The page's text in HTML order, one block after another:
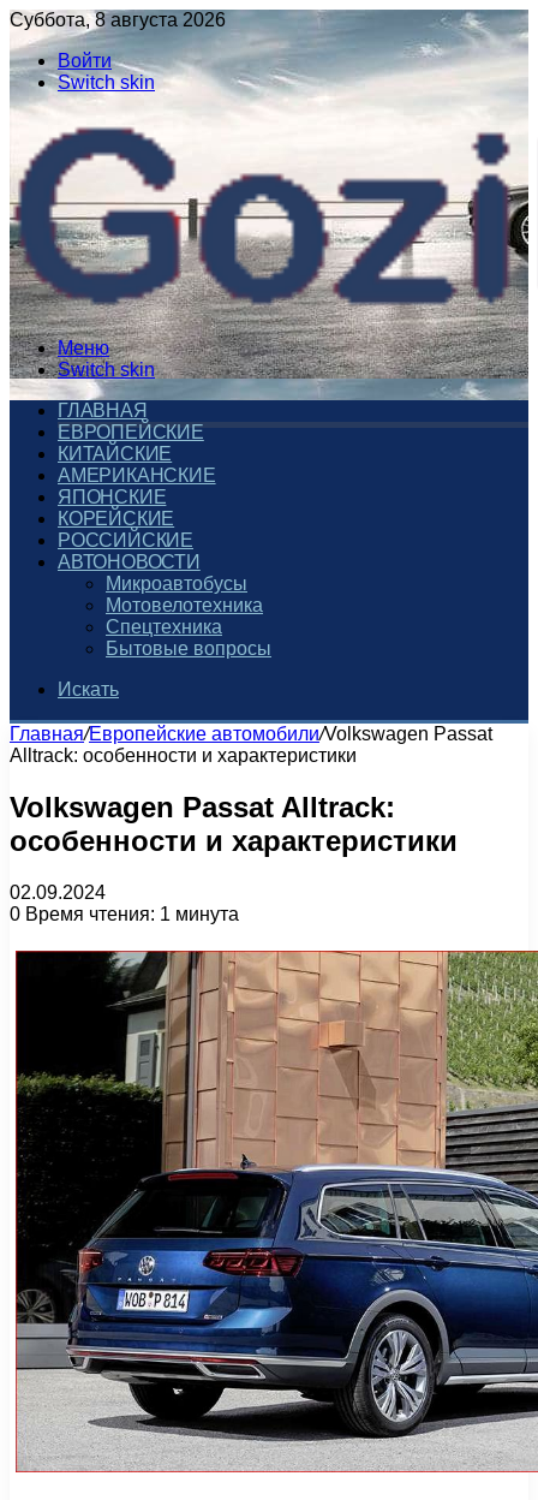
Суббота, 8 августа 2026
Войти
Switch skin
Меню
Switch skin
ГЛАВНАЯ
ЕВРОПЕЙСКИЕ
КИТАЙСКИЕ
АМЕРИКАНСКИЕ
ЯПОНСКИЕ
КОРЕЙСКИЕ
РОССИЙСКИЕ
АВТОНОВОСТИ
Микроавтобусы
Мотовелотехника
Спецтехника
Бытовые вопросы
Искать
Главная/Европейские автомобили/Volkswagen Passat
Alltrack: особенности и характеристики
Volkswagen Passat Alltrack:
особенности и характеристики
02.09.2024
0 Время чтения: 1 минута